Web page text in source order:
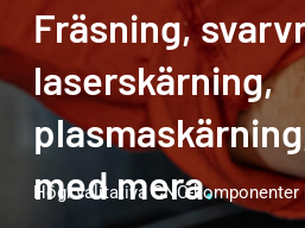
Högkvalitativa CNC-komponenter
Fräsning,
laserskärning,
med mera.